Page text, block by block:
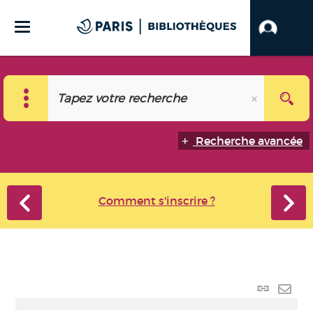
Recherche avancée
Comment s'inscrire ?
Lien